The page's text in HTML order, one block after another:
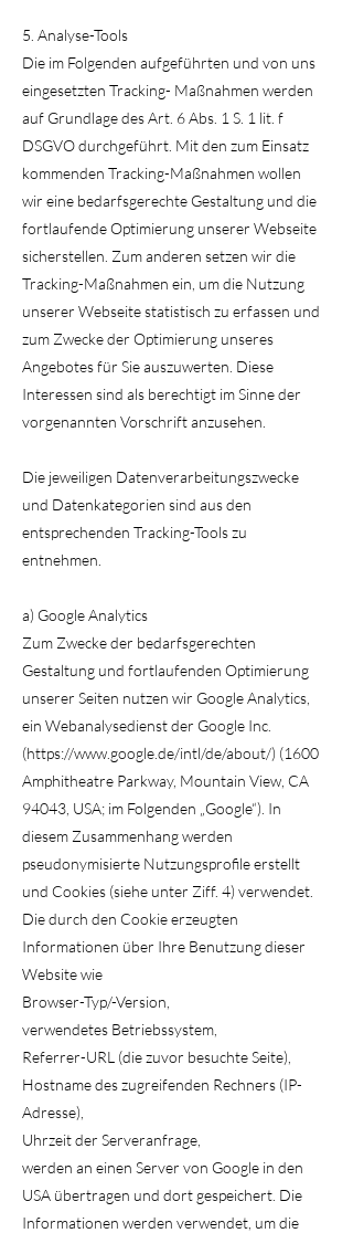
5. Analyse-Tools
Die im Folgenden aufgeführten und von uns
eingesetzten Tracking- Maßnahmen werden
auf Grundlage des Art. 6 Abs. 1 S. 1 lit. f
DSGVO durchgeführt. Mit den zum Einsatz
kommenden Tracking-Maßnahmen wollen
wir eine bedarfsgerechte Gestaltung und die
fortlaufende Optimierung unserer Webseite
sicherstellen. Zum anderen setzen wir die
Tracking-Maßnahmen ein, um die Nutzung
unserer Webseite statistisch zu erfassen und
zum Zwecke der Optimierung unseres
Angebotes für Sie auszuwerten. Diese
Interessen sind als berechtigt im Sinne der
vorgenannten Vorschrift anzusehen.
Die jeweiligen Datenverarbeitungszwecke
und Datenkategorien sind aus den
entsprechenden Tracking-Tools zu
entnehmen.
a) Google Analytics
Zum Zwecke der bedarfsgerechten
Gestaltung und fortlaufenden Optimierung
unserer Seiten nutzen wir Google Analytics,
ein Webanalysedienst der Google Inc.
(https://www.google.de/intl/de/about/) (1600
Amphitheatre Parkway, Mountain View, CA
94043, USA; im Folgenden „Google“). In
diesem Zusammenhang werden
pseudonymisierte Nutzungsprofile erstellt
und Cookies (siehe unter Ziff. 4) verwendet.
Die durch den Cookie erzeugten
Informationen über Ihre Benutzung dieser
Website wie
Browser-Typ/-Version,
verwendetes Betriebssystem,
Referrer-URL (die zuvor besuchte Seite),
Hostname des zugreifenden Rechners (IP-
Adresse),
Uhrzeit der Serveranfrage,
werden an einen Server von Google in den
USA übertragen und dort gespeichert. Die
Informationen werden verwendet, um die